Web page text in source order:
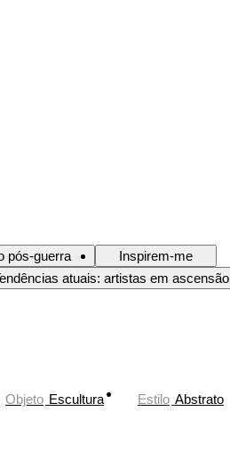
pós-guerra
Inspirem-me
atuais: artistas em ascensão
Objeto Escultura Estilo Abstrato